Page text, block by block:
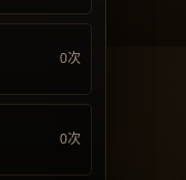
0次
0次